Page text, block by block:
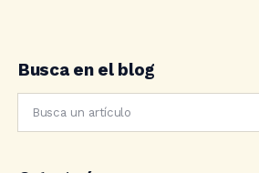
Busca en el blog